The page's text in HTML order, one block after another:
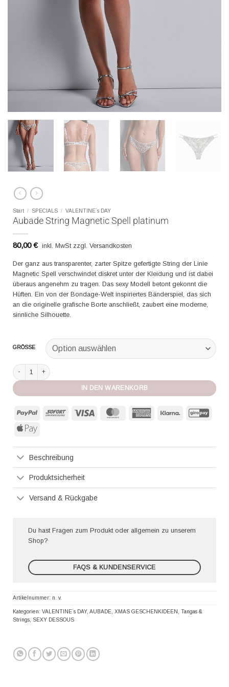
Start / SPECIALS / VALENTINE´s DAY
Aubade String Magnetic Spell platinum
80,00€ inkl. MwSt zzgl. Versandkosten
Der ganz aus transparenter, zarter Spitze gefertigte String der Linie
Magnetic Spell verschwindet diskret unter der Kleidung und ist dabei
überaus angenehm zu tragen. Das sexy Modell betont gekonnt die
Hüften. Ein von der Bondage-Welt inspiriertes Bänderspiel, das sich
an die originelle grafische Borte anschließt, zaubert eine moderne,
sinnliche Silhouette.
GRÖSSE
Aubade String Magnetic Spell platinum Menge
IN DEN WARENKORB
PayPal Sofort MasterCard American
Klarna
Apple
Beschreibung
Produktsicherheit
Versand & Rückgabe
Du hast Fragen zum Produkt oder allgemein zu unserem
Shop?
FAQS & KUNDENSERVICE
Artikelnummer: n. v.
Kategorien: VALENTINE´s DAY, AUBADE, XMAS GESCHENKIDEEN , Tangas &
Strings, SEXY DESSOUS